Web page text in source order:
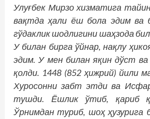
Улуғбек Мирзо хизматига
вақтда ҳали ёш бола эдим ва
гўдаклик шодлигини шаҳзода
У билан бирга ўйнар, нақлу
эдим. У мен билан яқин дўст
қолди. 1448 (852 ҳижрий) йили
Хуросонни забт этди ва
тушди. Ёшлик ўтиб, қариб
Ўрнимдан туриб, шоҳ ҳузурига